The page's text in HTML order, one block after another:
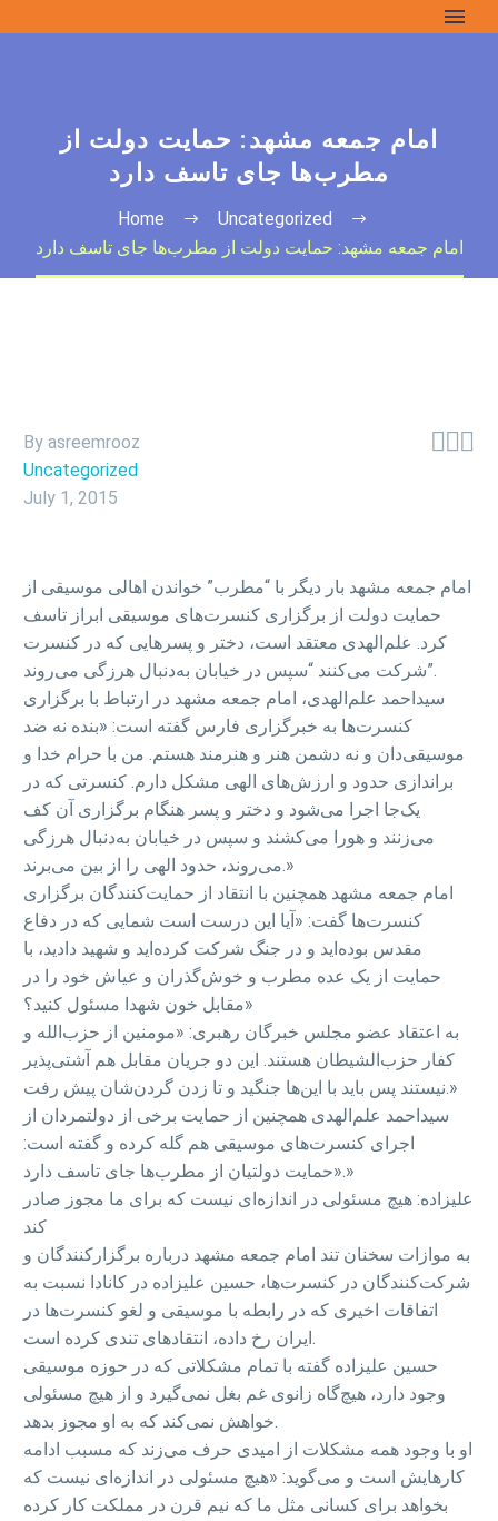
امام جمعه مشهد: حمایت دولت از
مطرب‌ها جای تاسف دارد
Home
Uncategorized
امام جمعه مشهد: حمایت دولت از مطرب‌ها جای تاسف دارد

By asreemrooz
Uncategorized
July 1, 2015
امام‌ جمعه مشهد بار دیگر با “مطرب” خواندن اهالی موسیقی از
حمایت دولت از برگزاری کنسرت‌های موسیقی ابراز تاسف
کرد. علم‌الهدی معتقد است، دختر و پسرهایی که در کنسرت
شرکت می‌کنند “سپس در خیابان به‌دنبال هرزگی می‌روند”.
سیداحمد علم‌الهدی، امام ‌جمعه مشهد در ارتباط با برگزاری
کنسرت‌ها به خبرگزاری فارس گفته است: «بنده نه ضد
موسیقی‌دان و نه دشمن هنر و هنرمند هستم. من با حرام خدا و
براندازی حدود و ارزش‌های الهی مشکل دارم. کنسرتی که در
یک‌جا اجرا می‌شود و دختر و پسر هنگام برگزاری آن کف
می‌زنند و هورا می‌کشند و سپس در خیابان به‌دنبال هرزگی
می‌روند، حدود الهی را از بین می‌برند.»
امام‌ جمعه مشهد همچنین با انتقاد از حمایت‌کنندگان برگزاری
کنسرت‌ها گفت: «آیا این درست است شمایی که در دفاع
مقدس بوده‌اید و در جنگ شرکت کرده‌اید و شهید دادید، با
حمایت از یک عده مطرب و خوش‌گذران و عیاش خود را در
مقابل خون شهدا مسئول کنید؟»
به اعتقاد عضو مجلس خبرگان رهبری: «مومنین از حزب‌الله و
کفار حزب‌الشیطان هستند. این دو جریان مقابل هم آشتی‌پذیر
نیستند پس باید با این‌ها جنگید و تا زدن گردن‌شان پیش رفت.»
سیداحمد علم‌الهدی همچنین از حمایت برخی از دولتمردان از
اجرای کنسرت‌های موسیقی هم گله کرده و گفته است:
«حمایت دولتیان از مطرب‌ها جای تاسف دارد.»
علیزاده: هیچ مسئولی در اندازه‌ای نیست که برای ما مجوز صادر
کند
به موازات سخنان تند امام جمعه مشهد درباره برگزارکنندگان و
شرکت‌کنندگان در کنسرت‌ها، حسین علیزاده در کانادا نسبت به
اتفاقات اخیری که در رابطه با موسیقی و لغو کنسرت‌ها در
ایران رخ داده، انتقاد‌های تندی کرده است.
حسین علیزاده گفته با تمام مشکلاتی که در حوزه موسیقی
وجود دارد، هیچ‌گاه زانوی غم بغل نمی‌گیرد و از هیچ مسئولی
خواهش نمی‌کند که به او مجوز بدهد.
او با وجود همه مشکلات از امیدی حرف می‌زند که مسبب ادامه
کارهایش است و می‌گوید: «هیچ مسئولی در اندازه‌ای نیست که
بخواهد برای کسانی مثل ما که نیم قرن در مملکت کار کرده